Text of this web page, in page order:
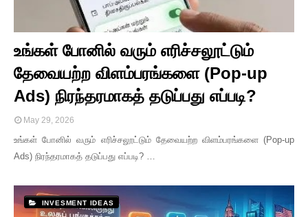
உங்கள் போனில் வரும் எரிச்சலூட்டும்
தேவையற்ற விளம்பரங்களை (Pop-up
Ads) நிரந்தரமாகத் தடுப்பது எப்படி?
May 29, 2026
உங்கள் போனில் வரும் எரிச்சலூட்டும் தேவையற்ற விளம்பரங்களை (Pop-up
Ads) நிரந்தரமாகத் தடுப்பது எப்படி? …
INVESMENT IDEAS